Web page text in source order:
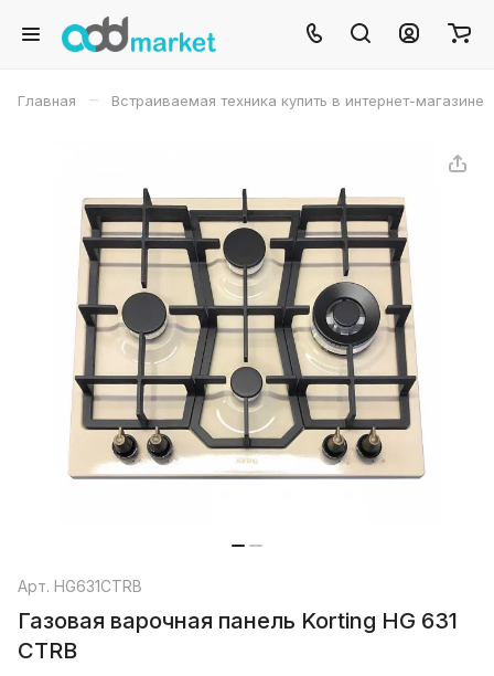
Главная – Встраиваемая техника купить в интернет-магазине
Арт. HG631CTRB
Газовая варочная панель Korting HG 631
CTRB